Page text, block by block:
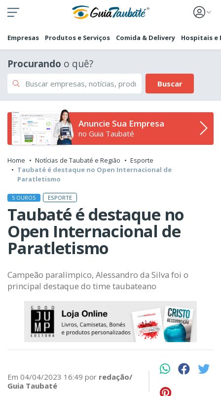
Empresas Produtos e Serviços Comida & Delivery Hospitais e
Procurando o quê?
Buscar
Anuncie Sua Empresa
no Guia Taubaté
Home Notícias de Taubaté e Região
Esporte
Taubaté é destaque no Open Internacional de
Paratletismo
5 OUROS ESPORTE
Taubaté é destaque no
Open Internacional de
Paratletismo
Campeão paralímpico, Alessandro da Silva foi o
principal destaque do time taubateano
Em 04/04/2023 16:49 por redação/
Guia Taubaté